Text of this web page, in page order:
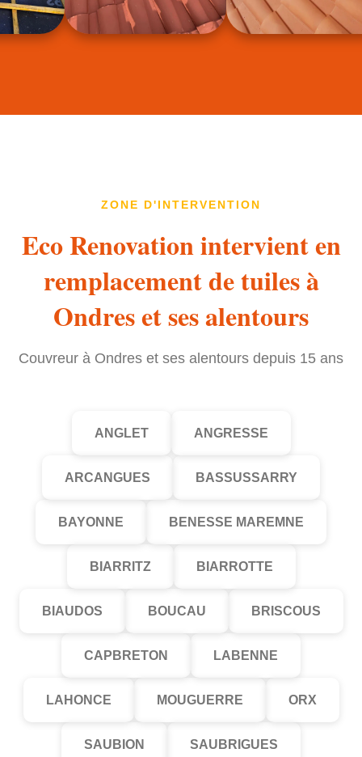
ZONE D'INTERVENTION
Eco Renovation intervient en
remplacement de tuiles à
Ondres et ses alentours
Couvreur à Ondres et ses alentours depuis 15 ans
ANGLET ANGRESSE
ARCANGUES BASSUSSARRY
BAYONNE BENESSE MAREMNE
BIARRITZ BIARROTTE
BIAUDOS BOUCAU BRISCOUS
CAPBRETON LABENNE
LAHONCE MOUGUERRE ORX
SAUBION SAUBRIGUES